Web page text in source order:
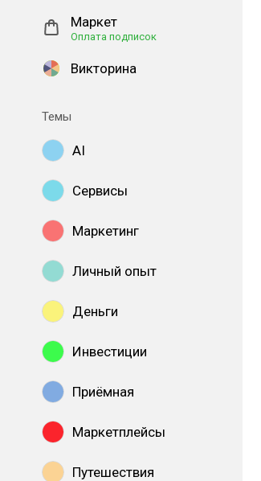
Маркет
Оплата подписок
Викторина
Темы
AI
Сервисы
Маркетинг
Личный опыт
Деньги
Инвестиции
Приёмная
Маркетплейсы
Путешествия